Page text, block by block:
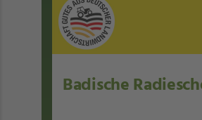
Badische